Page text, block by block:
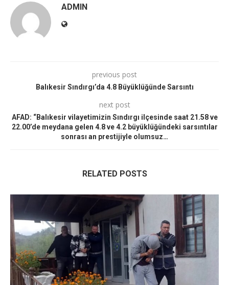
ADMIN
previous post
Balıkesir Sındırgı’da 4.8 Büyüklüğünde Sarsıntı
next post
AFAD: “Balıkesir vilayetimizin Sındırgı ilçesinde saat 21.58 ve
22.00’de meydana gelen 4.8 ve 4.2 büyüklüğündeki sarsıntılar
sonrası an prestijiyle olumsuz…
RELATED POSTS